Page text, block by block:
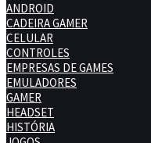
ANDROID
CADEIRA GAMER
CELULAR
CONTROLES
EMPRESAS DE GAMES
EMULADORES
GAMER
HEADSET
HISTÓRIA